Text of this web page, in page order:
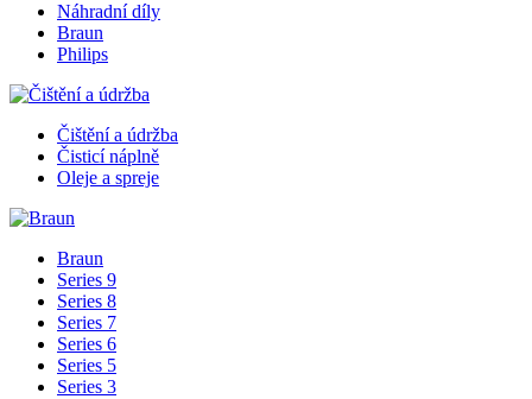
Náhradní díly
Braun
Philips
Čištění a údržba
Čisticí náplně
Oleje a spreje
Braun
Series 9
Series 8
Series 7
Series 6
Series 5
Series 3